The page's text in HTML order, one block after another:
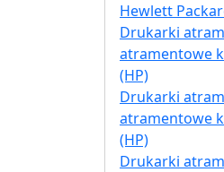
Hewlett
Drukarki
atramentowe
(HP)
Drukarki
atramentowe
(HP)
Drukarki